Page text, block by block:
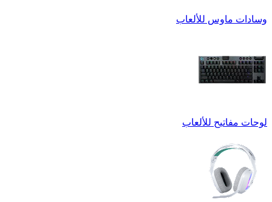
وسادات ماوس للألعاب
لوحات مفاتيح للألعاب